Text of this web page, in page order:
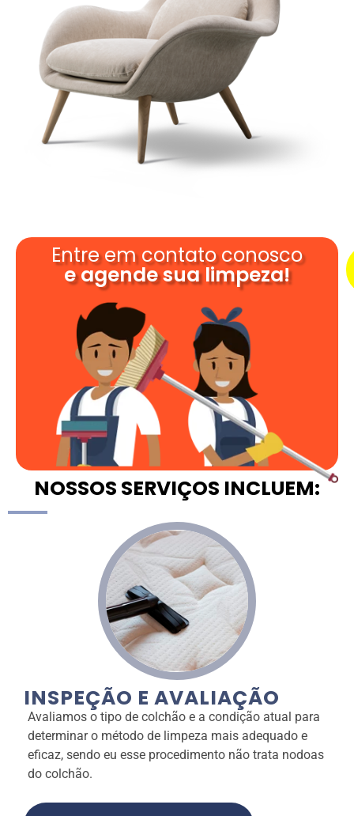
Entre em contato conosco
e agende sua limpeza!
NOSSOS SERVIÇOS INCLUEM:
INSPEÇÃO E AVALIAÇÃO
Avaliamos o tipo de colchão e a condição atual para
determinar o método de limpeza mais adequado e
eficaz, sendo eu esse procedimento não trata nodoas
do colchão.